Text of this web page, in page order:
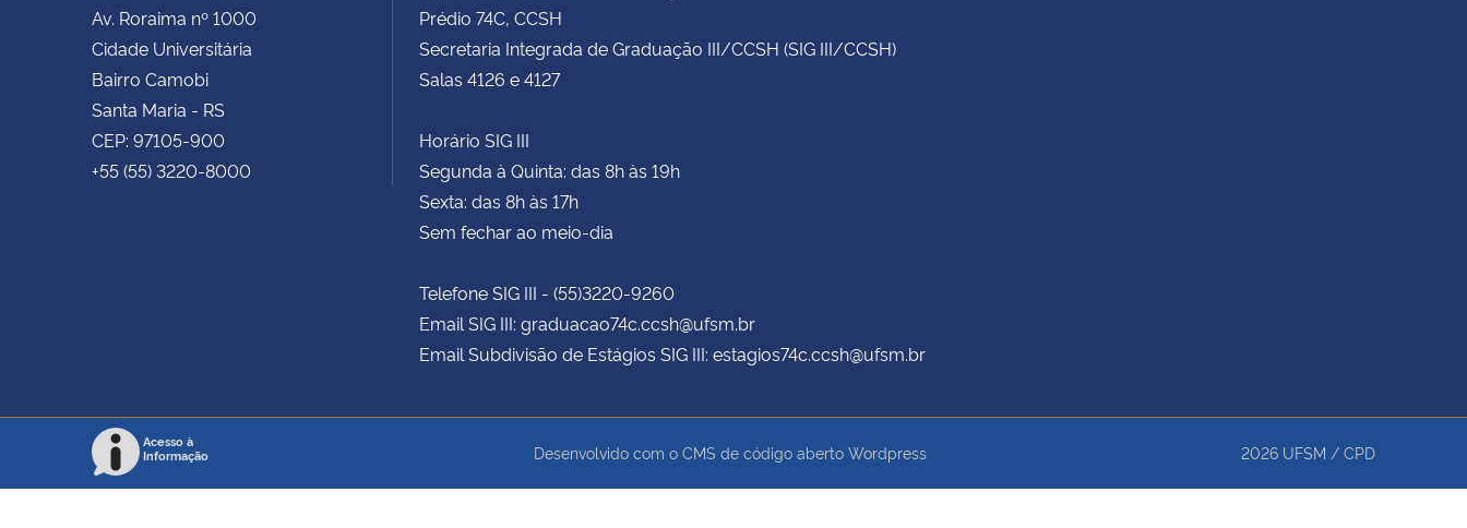
Av. Roraima nº 1000
Cidade Universitária
Bairro Camobi
Santa Maria - RS
CEP: 97105-900
+55 (55) 3220-8000
Prédio 74C, CCSH
Secretaria Integrada de Graduação III/CCSH (SIG III/CCSH)
Salas 4126 e 4127
Horário SIG III
Segunda à Quinta: das 8h às 19h
Sexta: das 8h às 17h
Sem fechar ao meio-dia
Telefone SIG III - (55)3220-9260
Email SIG III: graduacao74c.ccsh@ufsm.br
Email Subdivisão de Estágios SIG III: estagios74c.ccsh@ufsm.br
Acesso à
Informação
Desenvolvido com o CMS de código aberto Wordpress 2026 UFSM / CPD